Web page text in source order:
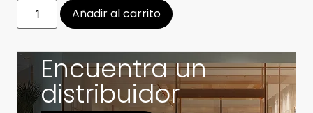
Añadir al carrito
Encuentra un
distribuidor